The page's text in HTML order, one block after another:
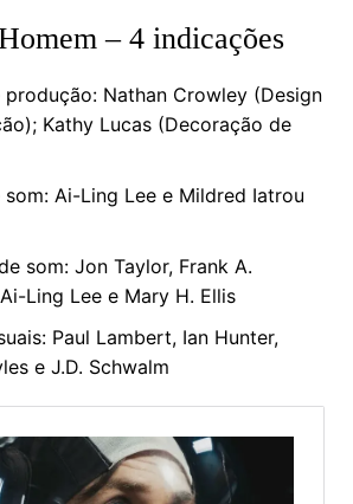
– 4 indicações
produção: Nathan Crowley (Design
Kathy Lucas (Decoração de
som: Ai-Ling Lee e Mildred Iatrou
som: Jon Taylor, Frank A.
Ling Lee e Mary H. Ellis
Paul Lambert, Ian Hunter,
e J.D. Schwalm